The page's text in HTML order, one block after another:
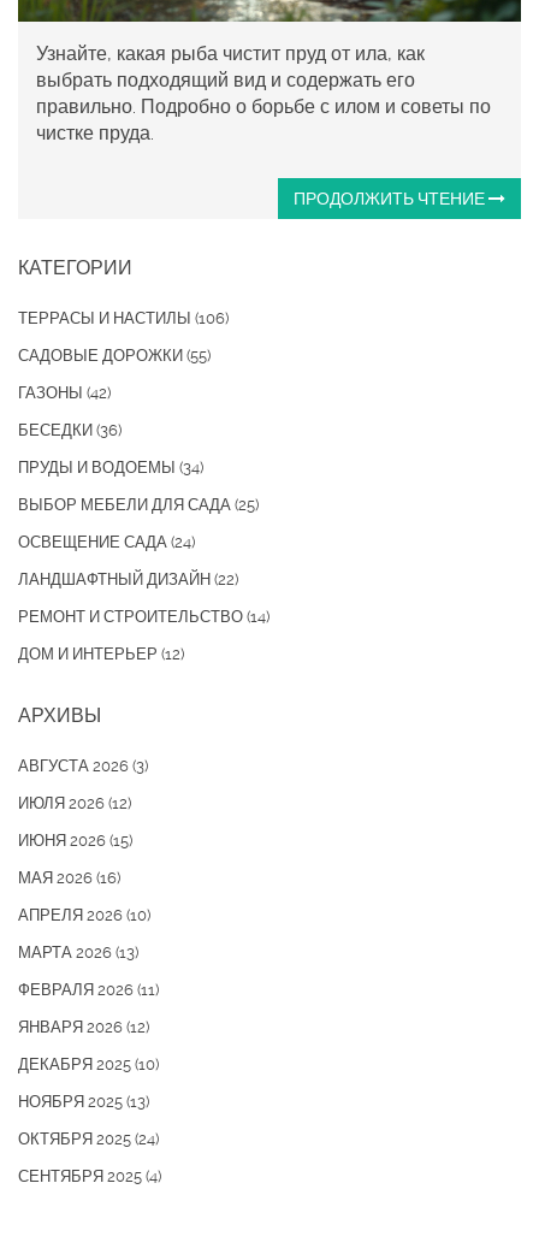
Узнайте, какая рыба чистит пруд от ила, как
выбрать подходящий вид и содержать его
правильно. Подробно о борьбе с илом и советы по
чистке пруда.
ПРОДОЛЖИТЬ ЧТЕНИЕ
КАТЕГОРИИ
ТЕРРАСЫ И НАСТИЛЫ (106)
САДОВЫЕ ДОРОЖКИ (55)
ГАЗОНЫ (42)
БЕСЕДКИ (36)
ПРУДЫ И ВОДОЕМЫ (34)
ВЫБОР МЕБЕЛИ ДЛЯ САДА (25)
ОСВЕЩЕНИЕ САДА (24)
ЛАНДШАФТНЫЙ ДИЗАЙН (22)
РЕМОНТ И СТРОИТЕЛЬСТВО (14)
ДОМ И ИНТЕРЬЕР (12)
АРХИВЫ
АВГУСТА 2026 (3)
ИЮЛЯ 2026 (12)
ИЮНЯ 2026 (15)
МАЯ 2026 (16)
АПРЕЛЯ 2026 (10)
МАРТА 2026 (13)
ФЕВРАЛЯ 2026 (11)
ЯНВАРЯ 2026 (12)
ДЕКАБРЯ 2025 (10)
НОЯБРЯ 2025 (13)
ОКТЯБРЯ 2025 (24)
СЕНТЯБРЯ 2025 (4)